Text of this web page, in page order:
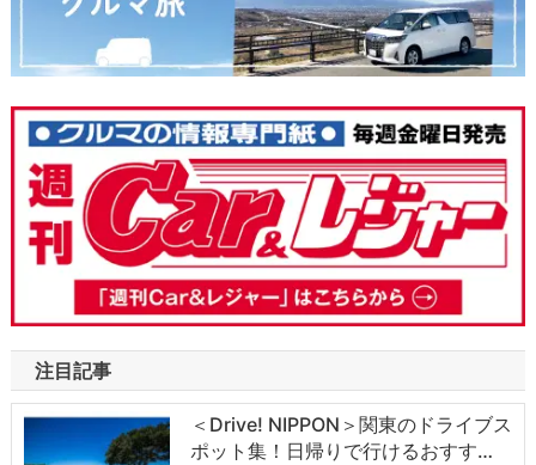
注目記事
＜Drive! NIPPON＞関東のドライブス
ポット集！日帰りで行けるおすす…